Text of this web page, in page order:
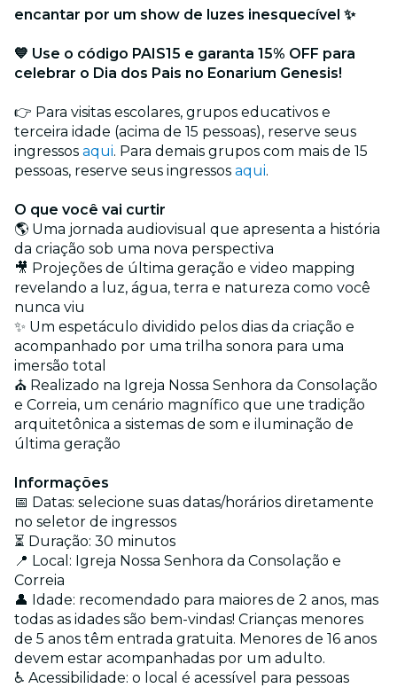
encantar por um show de luzes inesquecível ✨
💙 Use o código PAIS15 e garanta 15% OFF para
celebrar o Dia dos Pais no Eonarium Genesis!
👉 Para visitas escolares, grupos educativos e
terceira idade (acima de 15 pessoas), reserve seus
ingressos aqui. Para demais grupos com mais de 15
pessoas, reserve seus ingressos aqui.
O que você vai curtir
🌎 Uma jornada audiovisual que apresenta a história
da criação sob uma nova perspectiva
🎥 Projeções de última geração e video mapping
revelando a luz, água, terra e natureza como você
nunca viu
✨ Um espetáculo dividido pelos dias da criação e
acompanhado por uma trilha sonora para uma
imersão total
⛪ Realizado na Igreja Nossa Senhora da Consolação
e Correia, um cenário magnífico que une tradição
arquitetônica a sistemas de som e iluminação de
última geração
Informações
📅 Datas: selecione suas datas/horários diretamente
no seletor de ingressos
⏳ Duração: 30 minutos
📍 Local: Igreja Nossa Senhora da Consolação e
Correia
👤 Idade: recomendado para maiores de 2 anos, mas
todas as idades são bem-vindas! Crianças menores
de 5 anos têm entrada gratuita. Menores de 16 anos
devem estar acompanhadas por um adulto.
♿ Acessibilidade: o local é acessível para pessoas